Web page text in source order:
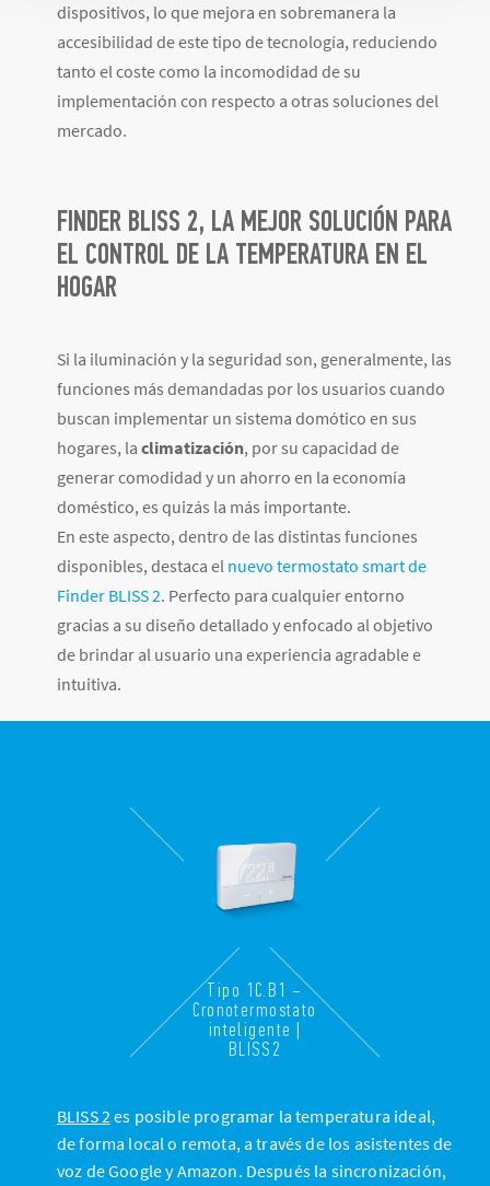
dispositivos, lo que mejora en sobremanera la
accesibilidad de este tipo de tecnología, reduciendo
tanto el coste como la incomodidad de su
implementación con respecto a otras soluciones del
mercado.
FINDER BLISS 2, LA MEJOR SOLUCIÓN PARA
EL CONTROL DE LA TEMPERATURA EN EL
HOGAR
Si la iluminación y la seguridad son, generalmente, las
funciones más demandadas por los usuarios cuando
buscan implementar un sistema domótico en sus
hogares, la climatización, por su capacidad de
generar comodidad y un ahorro en la economía
doméstico, es quizás la más importante.
En este aspecto, dentro de las distintas funciones
disponibles, destaca el nuevo termostato smart de
Finder BLISS 2. Perfecto para cualquier entorno
gracias a su diseño detallado y enfocado al objetivo
de brindar al usuario una experiencia agradable e
intuitiva.
Tipo 1C.B1 –
Cronotermostato
inteligente |
BLISS2
BLISS 2es posible programar la temperatura ideal,
de forma local o remota, a través de los asistentes de
voz de Google y Amazon. Después la sincronización,